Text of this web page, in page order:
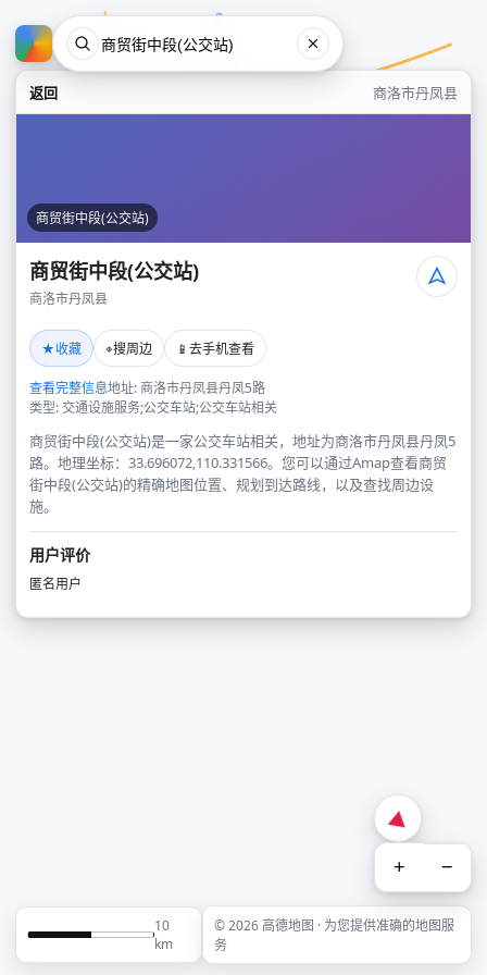
返回 商洛市丹凤县
商贸街中段(公交站)
商贸街中段(公交站)
商洛市丹凤县
★收藏 ⌖搜周边 📱 去手机查看
查看完整信息地址: 商洛市丹凤县丹凤5路
类型: 交通设施服务;公交车站;公交车站相关
商贸街中段(公交站)是一家公交车站相关，地址为商洛市丹凤县丹凤5
路。地理坐标：33.696072,110.331566。您可以通过Amap查看商贸
街中段(公交站)的精确地图位置、规划到达路线，以及查找周边设
施。
用户评价
匿名用户
+ −
10
km
© 2026 高德地图 · 为您提供准确的地图服
务